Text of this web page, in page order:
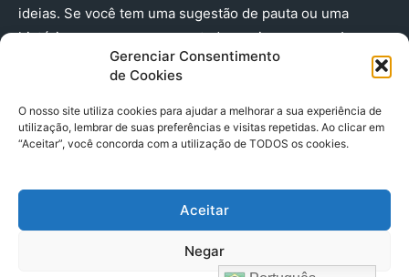
Gerenciar Consentimento
de Cookies
O nosso site utiliza cookies para ajudar a melhorar a sua experiência de
utilização, lembrar de suas preferências e visitas repetidas. Ao clicar em
“Aceitar”, você concorda com a utilização de TODOS os cookies.
Aceitar
Negar
ideias. Se você tem uma sugestão de pauta ou uma
história que merece ser contada, envie-nos agora!
(91) 98224 - 3111
© 2025 A Província do Pará CNPJ: 04.901.141/0001-36 End .
Trav. Quintino Bocaiuva 2301, Ed. Rogério Fernandez – Sala
2701- Cremação – CEP 66045.315